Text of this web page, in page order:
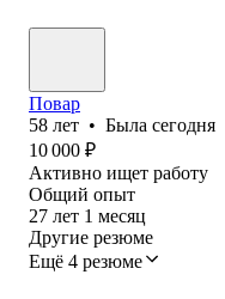
Повар
58 лет • Была сегодня
10 000 ₽
Активно ищет работу
Общий опыт
27 лет 1 месяц
Другие резюме
Ещё 4 резюме